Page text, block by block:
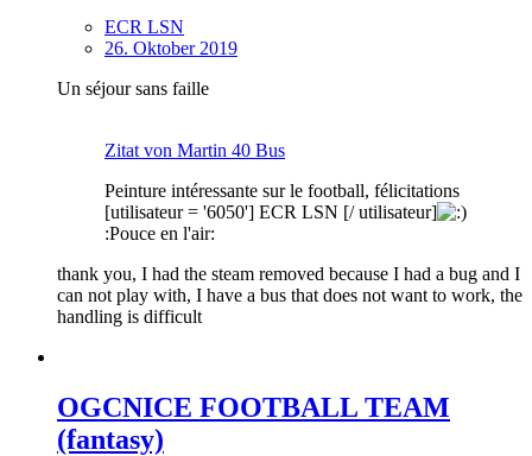
ECR LSN
26. Oktober 2019
Un séjour sans faille
Zitat von Martin 40 Bus
Peinture intéressante sur le football, félicitations
[utilisateur = '6050'] ECR LSN [/ utilisateur]
:Pouce en l'air:
thank you, I had the steam removed because I had a bug and I
can not play with, I have a bus that does not want to work, the
handling is difficult
OGCNICE FOOTBALL TEAM
(fantasy)